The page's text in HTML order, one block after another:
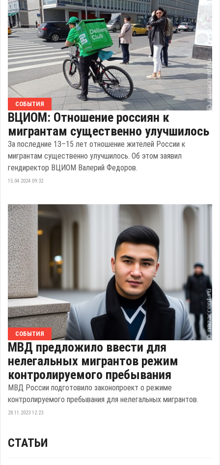
СОБЫТИЯ
ВЦИОМ: Отношение россиян к
мигрантам существенно улучшилось
За последние 13–15 лет отношение жителей России к
мигрантам существенно улучшилось. Об этом заявил
гендиректор ВЦИОМ Валерий Федоров.
15.04.2024 09:32
СОБЫТИЯ
МВД предложило ввести для
нелегальных мигрантов режим
контролируемого пребывания
МВД России подготовило законопроект о режиме
контролируемого пребывания для нелегальных мигрантов.
28.11.2023 12:23
СТАТЬИ